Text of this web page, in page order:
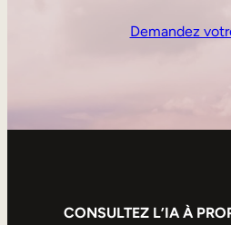
Demandez
CONSULTEZ L’IA À